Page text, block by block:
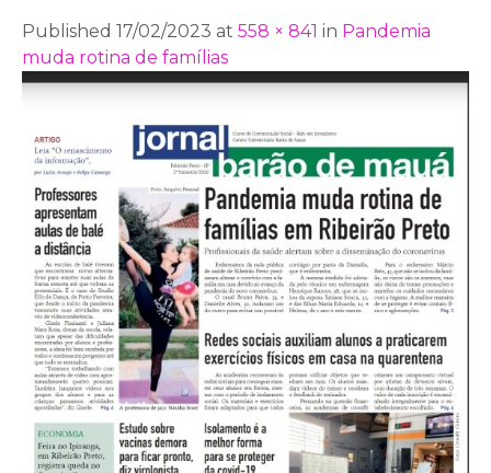
Published 17/02/2023 at 558 × 841 in Pandemia
muda rotina de famílias